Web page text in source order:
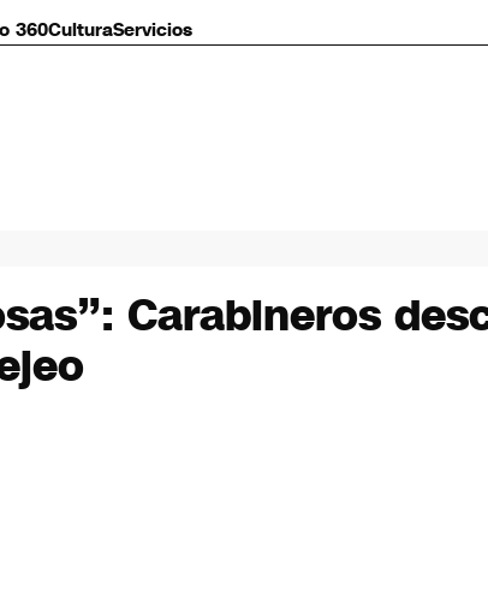
360CulturaServicios
Carabineros